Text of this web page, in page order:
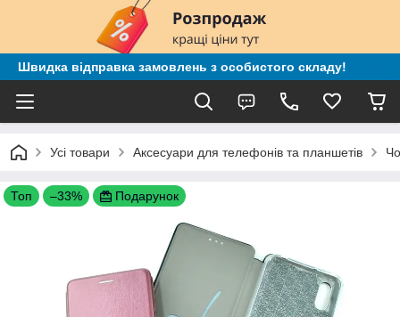
Швидка відправка замовлень з особистого складу!
Усі товари Аксесуари для телефонів та планшетів
Топ –33% Подарунок